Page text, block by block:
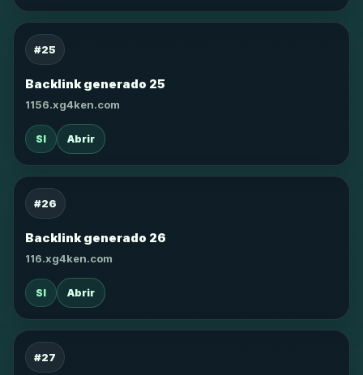
#25
Backlink generado 25
1156.xg4ken.com
SI Abrir
#26
Backlink generado 26
116.xg4ken.com
SI Abrir
#27